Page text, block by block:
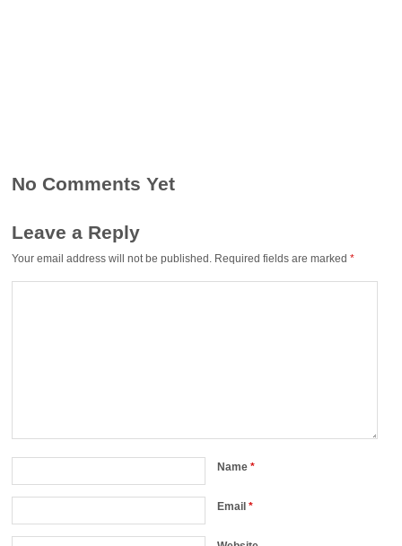
No Comments Yet
Leave a Reply
Your email address will not be published. Required fields are marked*
Name*
Email*